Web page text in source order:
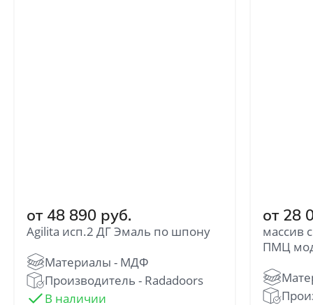
от 48 890 руб.
Agilita исп.2 ДГ Эмаль по шпону
Производитель - Radadoors
от 28
массив
ПМЦ